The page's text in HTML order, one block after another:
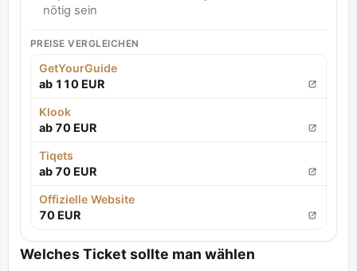
nötig sein
PREISE VERGLEICHEN
GetYourGuide
ab 110 EUR
Klook
ab 70 EUR
Tiqets
ab 70 EUR
Offizielle Website
70 EUR
Welches Ticket sollte man wählen